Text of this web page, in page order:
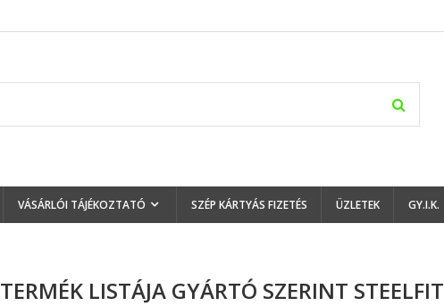
VÁSÁRLÓI TÁJÉKOZTATÓ SZÉP KÁRTYÁS FIZETÉS ÜZLETEK GY.I.K.
TERMÉK LISTÁJA GYÁRTÓ SZERINT STEELFIT